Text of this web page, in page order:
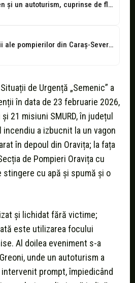
Un vagon de tren și un autoturism, cuprinse de flăcări în Caraș-Severin
23 de intervenții ale pompierilor din Caraș-Severin într-o singură zi. Două incendii...
de Urgență „Semenic” a
în data de 23 februarie 2026,
21 misiuni SMURD, în județul
incendiu a izbucnit la un vagon
în depoul din Oravița; la fața
de Pompieri Oravița cu
stingere cu apă și spumă și o
și lichidat fără victime;
este utilizarea focului
Al doilea eveniment s-a
unde un autoturism a
prompt, împiedicând